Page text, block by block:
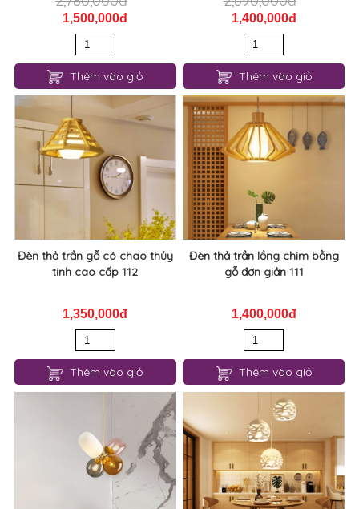
1,500,000đ
Thêm vào giỏ
1,400,000đ
Thêm vào giỏ
Đèn thả trần gỗ có chao thủy
tinh cao cấp 112
1,350,000đ
Thêm vào giỏ
Đèn thả trần lồng chim bằng
gỗ đơn giản 111
1,400,000đ
Thêm vào giỏ